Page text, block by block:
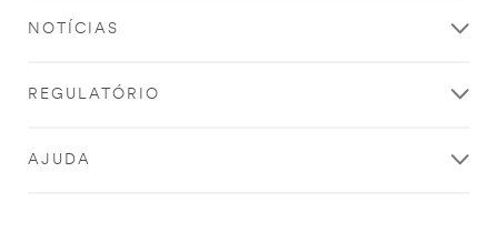
NOTÍCIAS
REGULATÓRIO
AJUDA